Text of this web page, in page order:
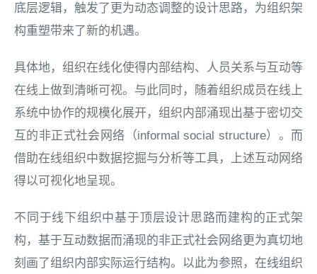
底层逻辑，触发了更为动态调整的设计思路，为组织架
构重塑带来了新的机遇。
具体地，组织在线化使得内部结构、人员关系与互动等
在线上做到清晰可视。与此同时，随着组织成员在线上
系统中协作的规模化展开，组织内部涌现出基于密切交
互的非正式社会网络（informal social structure）。而
借助在线组织中数据挖掘与分析等工具，上述互动网络
得以可视化地呈现。
不同于线下组织中基于顶层设计思路而建构的正式架
构，基于互动数据而涌现的非正式社会网络更为真切地
刻画了组织内部实际运行结构。以此为参照，在线组织